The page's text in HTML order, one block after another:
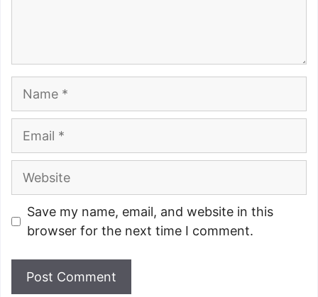
Website
Save my name, email, and website in this
browser for the next time I comment.